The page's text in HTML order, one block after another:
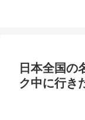
日本全国の
ク中に行き